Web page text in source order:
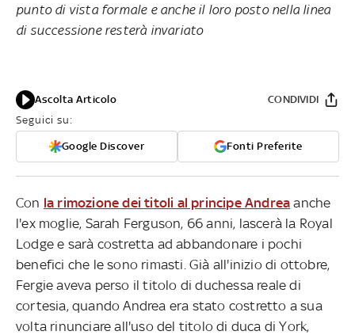
punto di vista formale e anche il loro posto nella linea
di successione resterà invariato
Ascolta Articolo
Seguici su:
Google Discover Fonti Preferite
CONDIVIDI
Con la rimozione dei titoli al principe Andrea anche
l'ex moglie, Sarah Ferguson, 66 anni, lascerà la Royal
Lodge e sarà costretta ad abbandonare i pochi
benefici che le sono rimasti. Già all'inizio di ottobre,
Fergie aveva perso il titolo di duchessa reale di
cortesia, quando Andrea era stato costretto a sua
volta rinunciare all'uso del titolo di duca di York,